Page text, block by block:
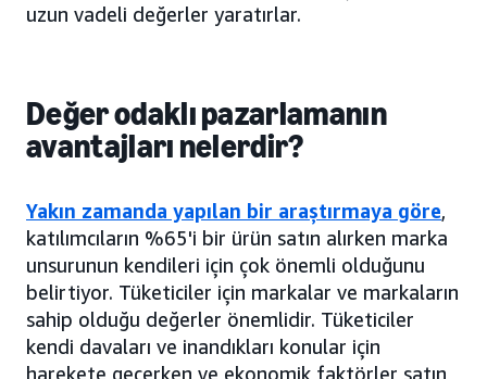
uzun vadeli değerler yaratırlar.
Değer odaklı pazarlamanın
avantajları nelerdir?
Yakın zamanda yapılan bir araştırmaya göre,
katılımcıların %65'i bir ürün satın alırken marka
unsurunun kendileri için çok önemli olduğunu
belirtiyor. Tüketiciler için markalar ve markaların
sahip olduğu değerler önemlidir. Tüketiciler
kendi davaları ve inandıkları konular için
harekete geçerken ve ekonomik faktörler satın